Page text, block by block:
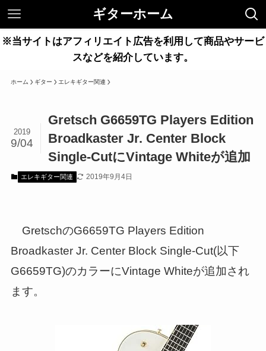
ギターホーム
※当サイトはアフィリエイト広告を利用して商品やサービ
スなどを紹介しています。
ホーム ギター エレキギター関連
Gretsch G6659TG Players Edition
Broadkaster Jr. Center Block
Single-CutにVintage Whiteが追加
2019
9/04
エレキギター関連 2019年9月4日
GretschのG6659TG Players Edition
Broadkaster Jr. Center Block Single-Cut(以下
G6659TG)のカラーにVintage Whiteが追加され
ます。